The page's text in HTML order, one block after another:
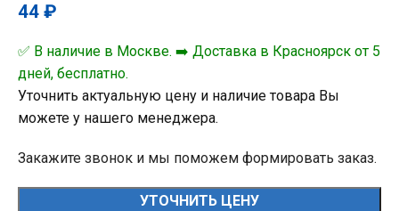
44 ₽
✅ В наличие в Москве. ➡️ Доставка в Красноярск от 5
дней, бесплатно.
Уточнить актуальную цену и наличие товара Вы
можете у нашего менеджера.
Закажите звонок и мы поможем формировать заказ.
УТОЧНИТЬ ЦЕНУ